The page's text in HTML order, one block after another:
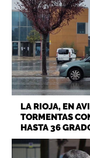
LA RIOJA, EN
TORMENTAS
HASTA 36